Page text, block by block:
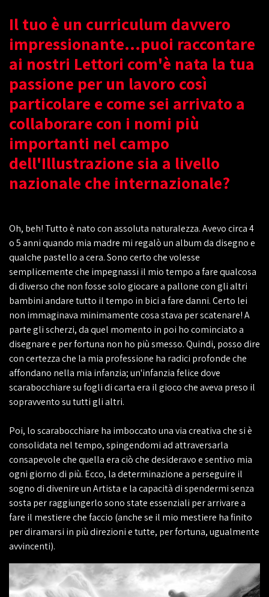
Il tuo è un curriculum davvero
impressionante...puoi raccontare
ai nostri Lettori com'è nata la tua
passione per un lavoro così
particolare e come sei arrivato a
collaborare con i nomi più
importanti nel campo
dell'Illustrazione sia a livello
nazionale che internazionale?
Oh, beh! Tutto è nato con assoluta naturalezza. Avevo circa 4
o 5 anni quando mia madre mi regalò un album da disegno e
qualche pastello a cera. Sono certo che volesse
semplicemente che impegnassi il mio tempo a fare qualcosa
di diverso che non fosse solo giocare a pallone con gli altri
bambini andare tutto il tempo in bici a fare danni. Certo lei
non immaginava minimamente cosa stava per scatenare! A
parte gli scherzi, da quel momento in poi ho cominciato a
disegnare e per fortuna non ho più smesso. Quindi, posso dire
con certezza che la mia professione ha radici profonde che
affondano nella mia infanzia; un'infanzia felice dove
scarabocchiare su fogli di carta era il gioco che aveva preso il
sopravvento su tutti gli altri.
Poi, lo scarabocchiare ha imboccato una via creativa che si è
consolidata nel tempo, spingendomi ad attraversarla
consapevole che quella era ciò che desideravo e sentivo mia
ogni giorno di più. Ecco, la determinazione a perseguire il
sogno di divenire un Artista e la capacità di spendermi senza
sosta per raggiungerlo sono state essenziali per arrivare a
fare il mestiere che faccio (anche se il mio mestiere ha finito
per diramarsi in più direzioni e tutte, per fortuna, ugualmente
avvincenti).